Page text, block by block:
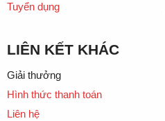
Tuyển dụng
LIÊN KẾT KHÁC
Giải thưởng
Hình thức thanh toán
Liên hệ